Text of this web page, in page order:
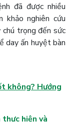
đã được nhiều
nghiên cứu
trọng đến sức
day ấn huyệt bàn
không? Hướng
hiện và